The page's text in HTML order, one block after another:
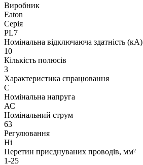
Виробник
Eaton
Серія
PL7
Номінальна відключаюча здатність (кА)
10
Кількість полюсів
3
Характеристика спрацювання
C
Номінальна напруга
АС
Номінальний струм
63
Регулювання
Ні
Перетин приєднуваних проводів, мм²
1-25